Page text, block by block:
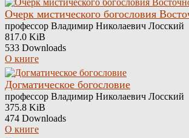
Очерк мистического богословия
профессор Владимир Николаевич Лосский
817.0 KiB
533 Downloads
О книге
Догматическое богословие
профессор Владимир Николаевич Лосский
375.8 KiB
474 Downloads
О книге